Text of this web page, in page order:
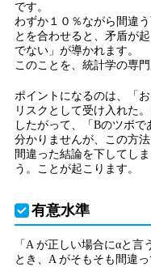
です。
わずか１０％ながら間違
とを合わせると、矛盾が
でない」が導かれます。
このことを、統計学の専
ポイントになるのは、「
リスクとして受け入れた
したがって、「Bのツボ
分かりませんが、この方
間違った結論を下してし
う。ことが起こります。
有意水準
「A が正しい場合にαと
とき、A がそもそも間違